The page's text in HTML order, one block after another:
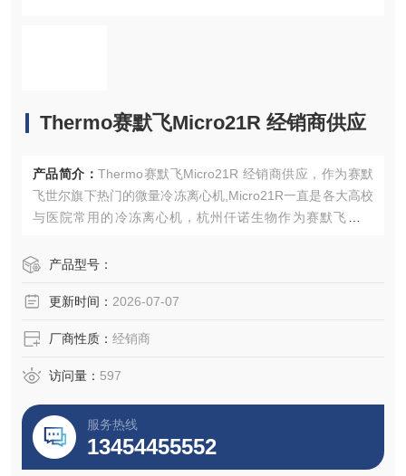
​Thermo赛默飞Micro21R 经销商供应
产品简介： ​Thermo赛默飞Micro21R 经销商供应，作为赛默
飞世尔旗下热门的微量冷冻离心机,Micro21R一直是各大高校
与医院常用的冷冻离心机，杭州仟诺生物作为赛默飞经销
询。产品型号：
更新时间： 2026-07-07
厂商性质： 经销商
访问量： 597
服务热线
13454455552